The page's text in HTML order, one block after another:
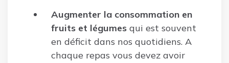
Augmenter la consommation en
fruits et légumes qui est souvent
en déficit dans nos quotidiens. A
chaque repas vous devez avoir